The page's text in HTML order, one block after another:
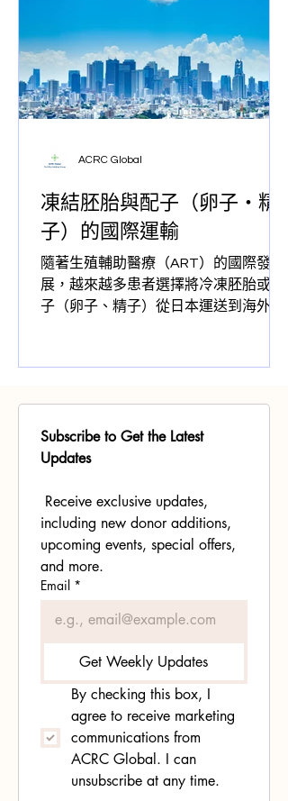
是完全合法的，雖然在很多的州要求各
有不同，加州是對代孕最友好的州，對
於代孕的流程在律法上有明確的規定,對
於各方的利益有充分的法律保障，但是
沒有接觸過的家庭會有很多疑問，代孕
如何下手。代孕的具體流程是什麼？我
就來幫大家分析答案。 具体的流程分为
以下几个大阶段： 免費首次諮詢對接，
簽訂服務協議和開通信託，代母的體
檢，律師通函，胚胎移植，診所畢業，
孕期交流，寶寶出生證件。 ACRC 個案
凍結胚胎與配子（卵子・精
子）的國際運輸
隨著生殖輔助醫療（ART）的國際發
展，越來越多患者選擇將冷凍胚胎或配
子（卵子、精子）從日本運送到海外，
是因法規差異等原因，國際運輸都為患
ACRC Global
Subscribe to Get the Latest
Updates
Receive exclusive updates,
including new donor additions,
upcoming events, special offers,
and more.
Email *
Get Weekly Updates
By checking this box, I
agree to receive marketing
communications from
ACRC Global. I can
unsubscribe at any time.